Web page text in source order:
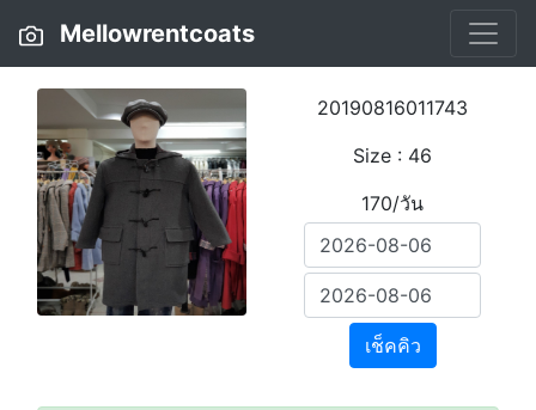
Mellowrentcoats
20190816011743
Size : 46
170/วัน
เช็คคิว